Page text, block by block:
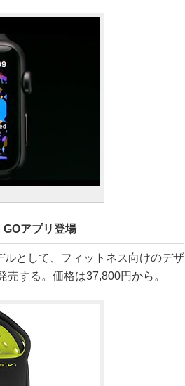
アプリ登場
として、フィットネス向けのデザ
する。価格は37,800円から。